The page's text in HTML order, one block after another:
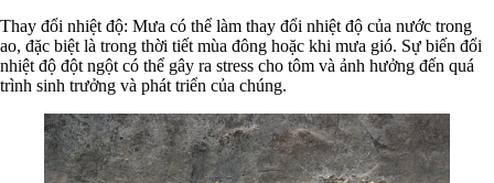
Thay đổi nhiệt độ: Mưa có thể làm thay đổi nhiệt độ của nước trong
ao, đặc biệt là trong thời tiết mùa đông hoặc khi mưa gió. Sự biến đổi
nhiệt độ đột ngột có thể gây ra stress cho tôm và ảnh hưởng đến quá
trình sinh trưởng và phát triển của chúng.